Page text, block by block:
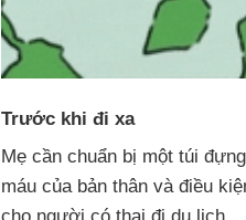
Trước khi đi xa
Mẹ cần chuẩn bị một túi
máu của bản thân và điều